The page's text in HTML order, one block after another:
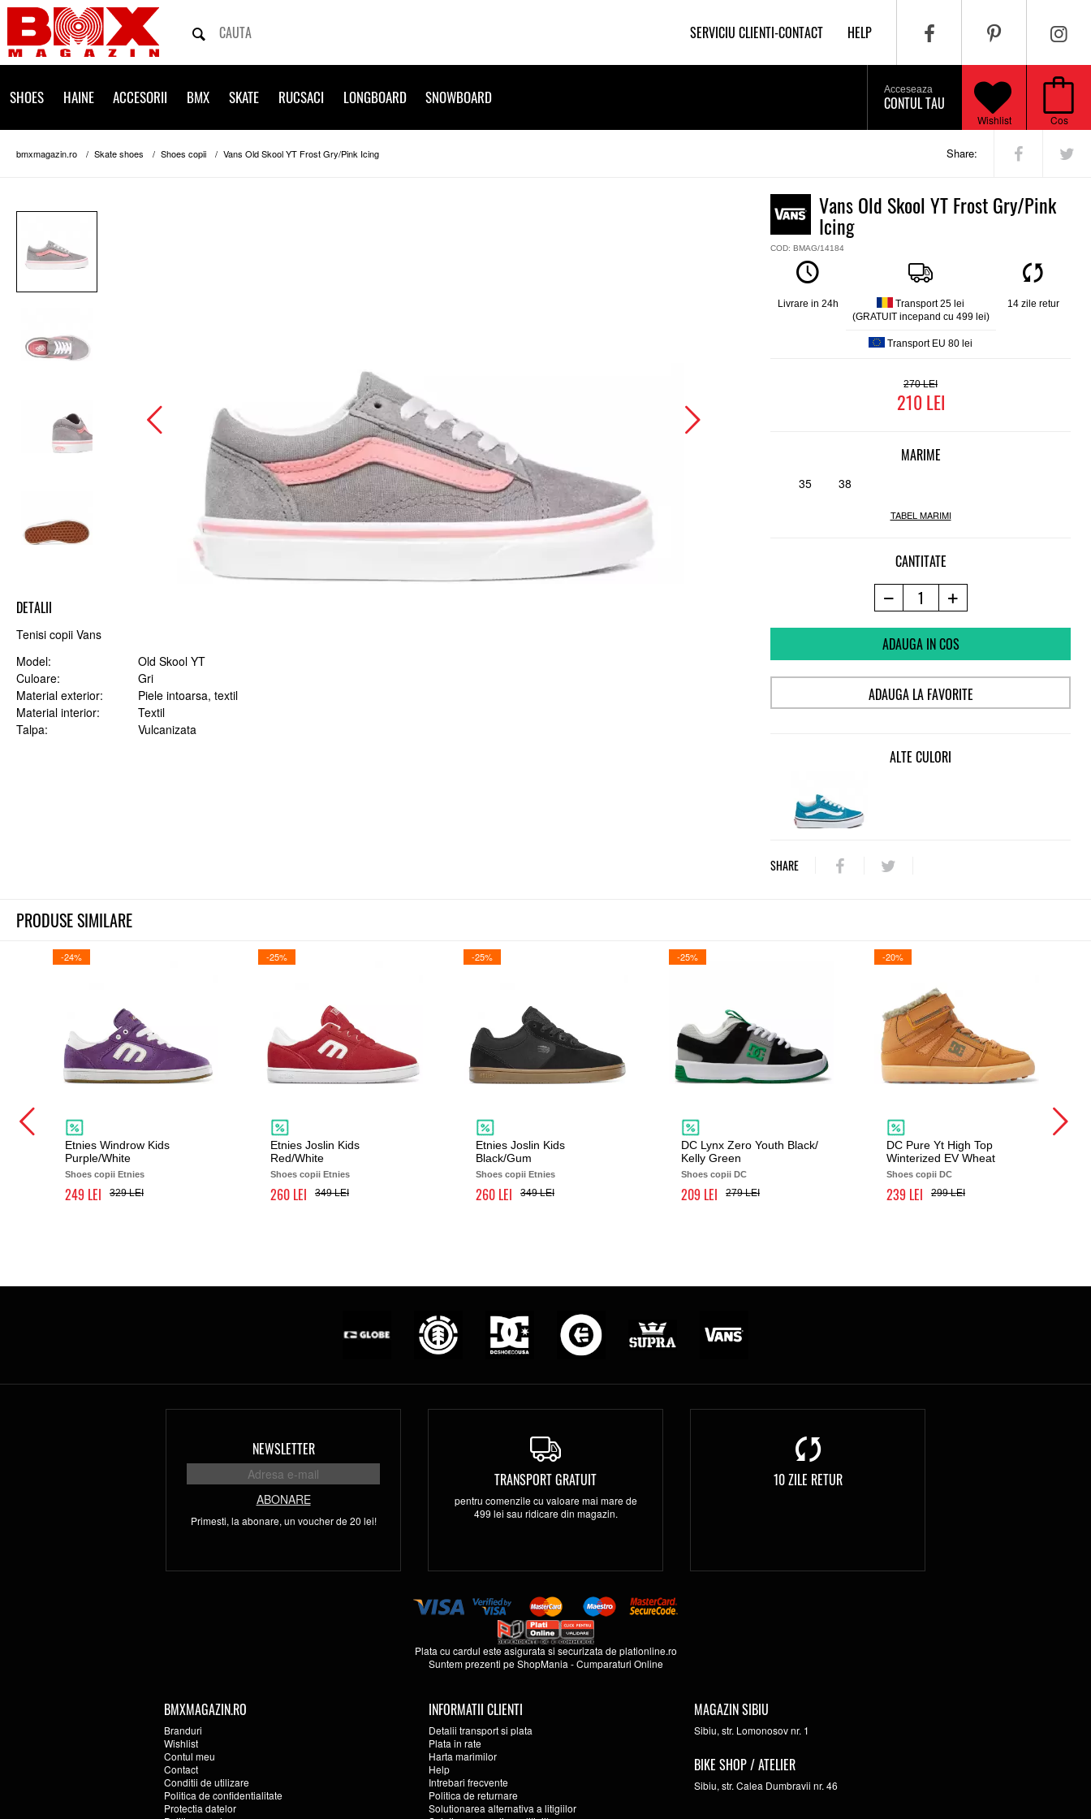
SERVICIU CLIENTI-CONTACT HELP
Cos
Wishlist
Acceseaza
CONTUL TAU
SHOES HAINE ACCESORII BMX SKATE RUCSACI LONGBOARD SNOWBOARD
Share:
bmxmagazin.ro Skate shoes Shoes copii Vans Old Skool YT Frost Gry/Pink Icing
DETALII
Tenisi copii Vans
Model
Old Skool YT
Culoare
Gri
Material exterior
Piele intoarsa, textil
Material interior
Textil
Talpa
Vulcanizata
Vans Old Skool YT Frost Gry/Pink
Icing
COD: BMAG/14184
Livrare in 24h
Transport 25 lei
(GRATUIT incepand cu 499 lei)
Transport EU 80 lei
14 zile retur
270
210
MARIME
35 38
TABEL MARIMI
CANTITATE
ADAUGA IN COS
ADAUGA LA FAVORITE
ALTE CULORI
SHARE
PRODUSE SIMILARE
-24%
Etnies Windrow Kids
Purple/White
Shoes copii Etnies
249 329
-25%
Etnies Joslin Kids
Red/White
Shoes copii Etnies
260 349
-25%
Etnies Joslin Kids
Black/Gum
Shoes copii Etnies
260 349
-25%
DC Lynx Zero Youth Black/
Kelly Green
Shoes copii DC
209 279
-20%
DC Pure Yt High Top
Winterized EV Wheat
Shoes copii DC
239 299
NEWSLETTER
ABONARE
Primesti, la abonare, un voucher de 20 lei!
TRANSPORT GRATUIT
pentru comenzile cu valoare mai mare de
499 lei sau ridicare din magazin.
10 ZILE RETUR
Plata cu cardul este asigurata si securizata deplationline.ro
Suntem prezenti peShopMania -Cumparaturi Online
BMXMAGAZIN.RO
Branduri
Wishlist
Contul meu
Contact
Conditii de utilizare
Politica de confidentialitate
Protectia datelor
INFORMATII CLIENTI
Detalii transport si plata
Plata in rate
Harta marimilor
Help
Intrebari frecvente
Politica de returnare
Solutionarea alternativa a litigiilor
MAGAZIN SIBIU
Sibiu, str. Lomonosov nr. 1
BIKE SHOP / ATELIER
Sibiu, str. Calea Dumbravii nr. 46